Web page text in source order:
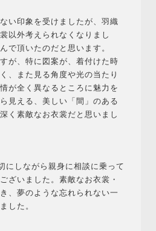
い印象を受けましたが、羽織
以外考えられなくなりまし
で頂いたのだと思います。
が、特に図案が、着付けた時
、また見る角度や光の当たり
が全く異なるところに魅力を
見える、美しい「間」のある
く素敵なお衣裳だと思いまし
にしながら親身に相談に乗って
ざいました。素敵なお衣裳・
、夢のような忘れられない一
した。